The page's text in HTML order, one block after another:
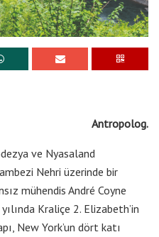
Antropolog.
ve Nyasaland
Nehri üzerinde bir
mühendis André Coyne
Kraliçe 2. Elizabeth’in
New York’un dört katı